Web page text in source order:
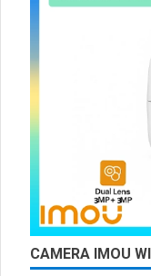
CAMERA IMOU